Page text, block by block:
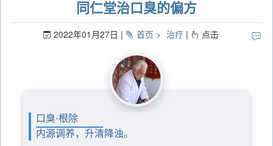
同仁堂治口臭的偏方
2022年01月27日 首页 治疗 点击
口臭·根除
内源调养，升清降浊。